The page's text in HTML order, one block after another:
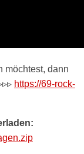
möchtest, dann
https://69-rock-